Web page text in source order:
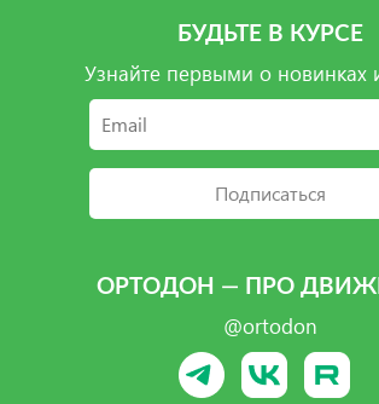
БУДЬТЕ В КУРСЕ
Узнайте первыми о новинках
Подписаться
ОРТОДОН — ПРО
@ortodon